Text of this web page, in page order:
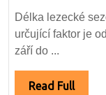
Délka lezecké
určující faktor je
září do ...
Read FullRead